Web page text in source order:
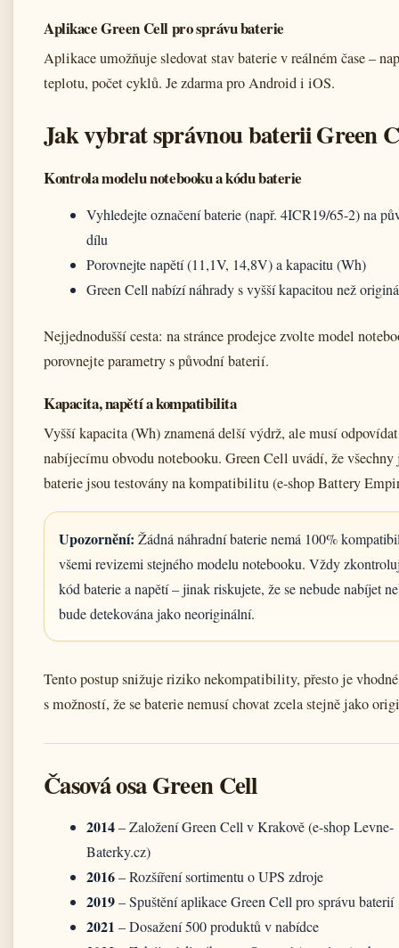
Aplikace Green Cell pro správu baterie
Aplikace umožňuje sledovat stav baterie v reálném čase –
teplotu, počet cyklů. Je zdarma pro Android i iOS.
Jak vybrat správnou baterii Green
Kontrola modelu notebooku a kódu baterie
Vyhledejte označení baterie (např. 4ICR19/65-2) na
dílu
Porovnejte napětí (11,1V, 14,8V) a kapacitu (Wh)
Green Cell nabízí náhrady s vyšší kapacitou než
Nejjednodušší cesta: na stránce prodejce zvolte model
porovnejte parametry s původní baterií.
Kapacita, napětí a kompatibilita
Vyšší kapacita (Wh) znamená delší výdrž, ale musí odpovídat
nabíjecímu obvodu notebooku. Green Cell uvádí, že
baterie jsou testovány na kompatibilitu (e-shop Battery
Upozornění: Žádná náhradní baterie nemá 100%
všemi revizemi stejného modelu notebooku. Vždy
kód baterie a napětí – jinak riskujete, že se nebude nabíjet
bude detekována jako neoriginální.
Tento postup snižuje riziko nekompatibility, přesto je
s možností, že se baterie nemusí chovat zcela stejně jako
Časová osa Green Cell
2014– Založení Green Cell v Krakově (e-shop Levne-
Baterky.cz)
2016– Rozšíření sortimentu o UPS zdroje
2019– Spuštění aplikace Green Cell pro správu baterií
2021 – Dosažení 500 produktů v nabídce